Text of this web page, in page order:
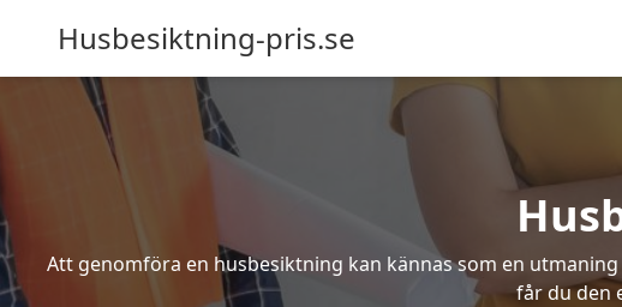
Husbesiktning-pris.se
Att genomföra en husbesiktning kan kännas som en
får du den